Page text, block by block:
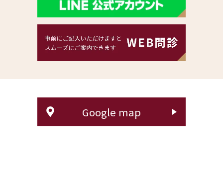
Google map